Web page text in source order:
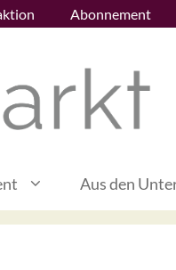
Abonnement
Aus den